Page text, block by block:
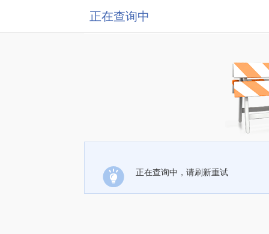
正在查询中
正在查询中，请刷新重试